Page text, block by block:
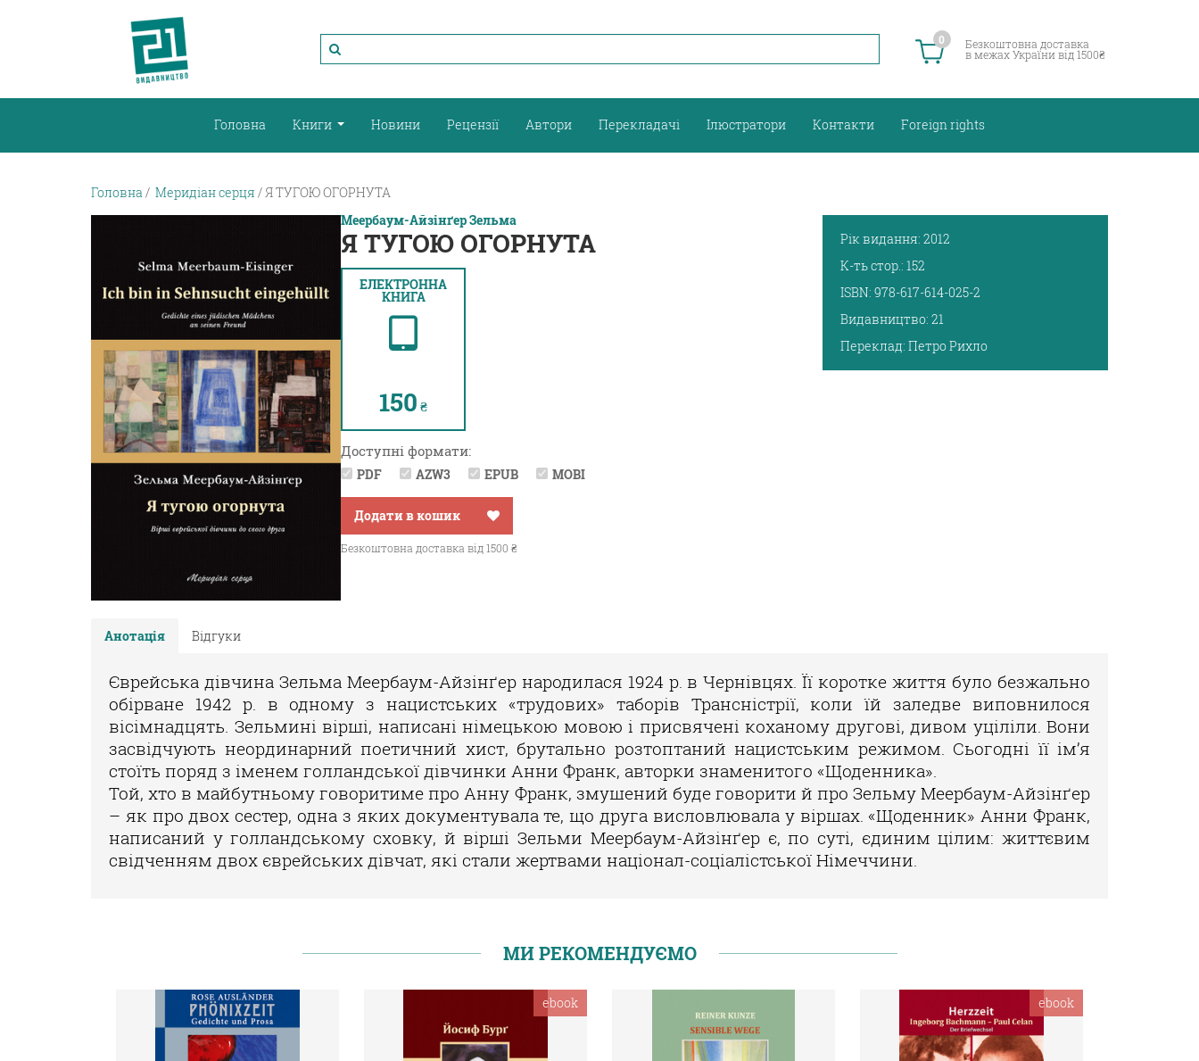
0 Безкоштовна доставка
в межах України від 1500₴
Головна Книги Новини Рецензії Автори Перекладачі Ілюстратори Контакти Foreign rights
Головна Меридіан серця
Я ТУГОЮ ОГОРНУТА
Меербаум-Айзінґер Зельма
Я ТУГОЮ ОГОРНУТА
ЕЛЕКТРОННА
КНИГА
150 ₴
Доступні формати:
PDF AZW3 EPUB MOBI
Додати в кошик
Безкоштовна доставка від 1500 ₴
Рік видання: 2012
К-ть стор.: 152
ISBN: 978-617-614-025-2
Видавництво: 21
Переклад: Петро Рихло
Анотація Відгуки
Єврейська дівчина Зельма Меербаум-Айзінґер народилася 1924 р. в Чернівцях. Її коротке життя було безжально
обірване 1942 р. в одному з нацистських «трудових» таборів Трансністрії, коли їй заледве виповнилося
вісімнадцять. Зельмині вірші, написані німецькою мовою і присвячені коханому другові, дивом уціліли. Вони
засвідчують неординарний поетичний хист, брутально розтоптаний нацистським режимом. Сьогодні її ім’я
стоїть поряд з іменем голландської дівчинки Анни Франк, авторки знаменитого «Щоденника».
Той, хто в майбутньому говоритиме про Анну Франк, змушений буде говорити й про Зельму Меербаум-Айзінґер
– як про двох сестер, одна з яких документувала те, що друга висловлювала у віршах. «Щоденник» Анни Франк,
написаний у голландському сховку, й вірші Зельми Меербаум-Айзінґер є, по суті, єдиним цілим: життєвим
свідченням двох єврейських дівчат, які стали жертвами націонал-соціалістської Німеччини.
МИ РЕКОМЕНДУЄМО
ebook ebook